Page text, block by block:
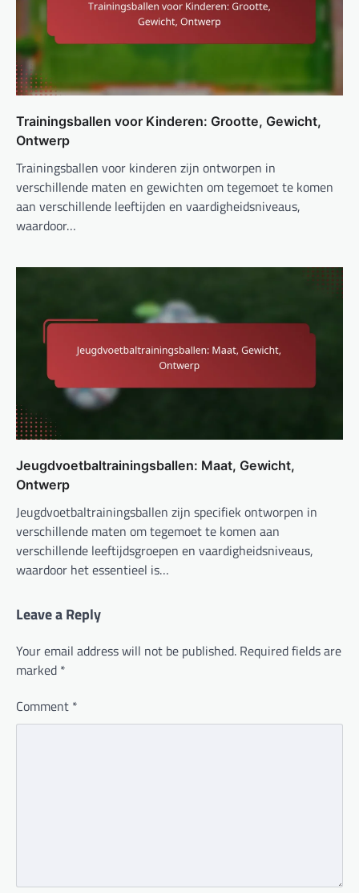
Trainingsballen voor Kinderen: Grootte, Gewicht,
Ontwerp
Trainingsballen voor kinderen zijn ontworpen in
verschillende maten en gewichten om tegemoet te komen
aan verschillende leeftijden en vaardigheidsniveaus,
waardoor…
Jeugdvoetbaltrainingsballen: Maat, Gewicht,
Ontwerp
Jeugdvoetbaltrainingsballen zijn specifiek ontworpen in
verschillende maten om tegemoet te komen aan
verschillende leeftijdsgroepen en vaardigheidsniveaus,
waardoor het essentieel is…
Leave a Reply
Your email address will not be published. Required fields are
marked *
Comment *